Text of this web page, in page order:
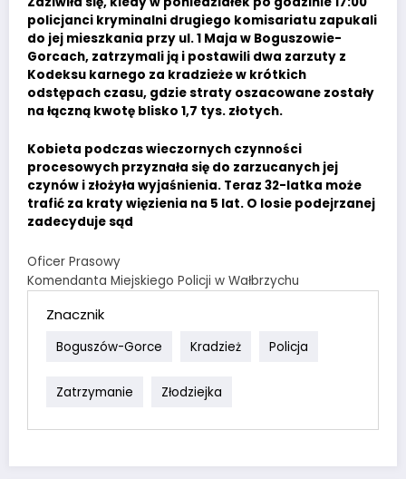
policjanci kryminalni drugiego komisariatu zapukali
do jej mieszkania przy ul. 1 Maja w Boguszowie-
Gorcach, zatrzymali ją i postawili dwa zarzuty z
Kodeksu karnego za kradzieże w krótkich
odstępach czasu, gdzie straty oszacowane zostały
na łączną kwotę blisko 1,7 tys. złotych.
Kobieta podczas wieczornych czynności
procesowych przyznała się do zarzucanych jej
czynów i złożyła wyjaśnienia. Teraz 32-latka może
trafić za kraty więzienia na 5 lat. O losie podejrzanej
zadecyduje sąd
Oficer Prasowy
Komendanta Miejskiego Policji w Wałbrzychu
Znacznik
Boguszów-Gorce Kradzież Policja
Zatrzymanie Złodziejka